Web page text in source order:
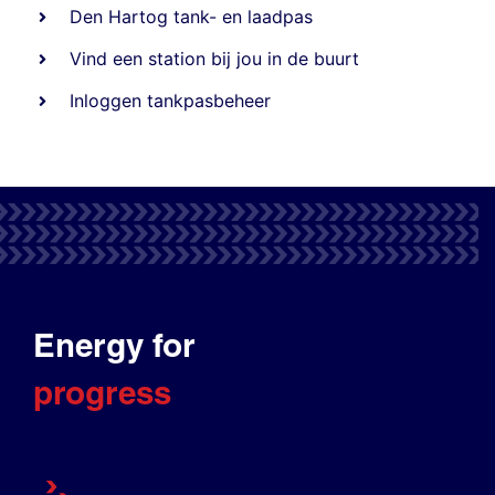
Den Hartog tank- en laadpas
Vind een station bij jou in de buurt
Inloggen tankpasbeheer
Energy for
progress